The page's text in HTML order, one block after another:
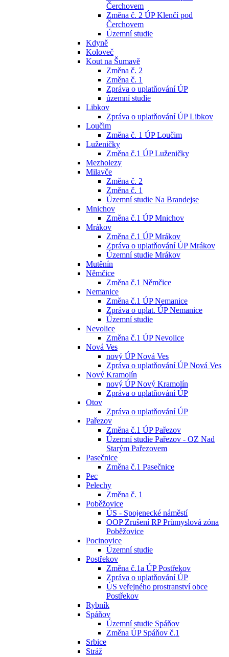
Čerchovem
Změna č. 2 ÚP Klenčí pod
Čerchovem
Územní studie
Kdyně
Koloveč
Kout na Šumavě
Změna č. 2
Změna č. 1
Zpráva o uplatňování ÚP
územní studie
Libkov
Zpráva o uplatňování ÚP Libkov
Loučim
Změna č. 1 ÚP Loučim
Luženičky
Změna č.1 ÚP Luženičky
Mezholezy
Milavče
Změna č. 2
Změna č. 1
Územní studie Na Brandejse
Mnichov
Změna č.1 ÚP Mnichov
Mrákov
Změna č.1 ÚP Mrákov
Zpráva o uplatňování ÚP Mrákov
Územní studie Mrákov
Mutěnín
Němčice
Změna č.1 Němčice
Nemanice
Změna č.1 ÚP Nemanice
Zpráva o uplat. ÚP Nemanice
Územní studie
Nevolice
Změna č.1 ÚP Nevolice
Nová Ves
nový ÚP Nová Ves
Zpráva o uplatňování ÚP Nová Ves
Nový Kramolín
nový ÚP Nový Kramolín
Zpráva o uplatňování ÚP
Otov
Zpráva o uplatňování ÚP
Pařezov
Změna č.1 ÚP Pařezov
Územní studie Pařezov - OZ Nad
Starým Pařezovem
Pasečnice
Změna č.1 Pasečnice
Pec
Pelechy
Změna č. 1
Poběžovice
ÚS - Spojenecké náměstí
OOP Zrušení RP Průmyslová zóna
Poběžovice
Pocinovice
Územní studie
Postřekov
Změna č.1a ÚP Postřekov
Zpráva o uplatňování ÚP
ÚS veřejného prostranství obce
Postřekov
Rybník
Spáňov
Územní studie Spáňov
Změna ÚP Spáňov č.1
Srbice
Stráž